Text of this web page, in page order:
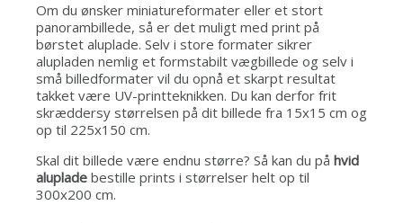
Om du ønsker miniatureformater eller et stort
panorambillede, så er det muligt med print på
børstet aluplade. Selv i store formater sikrer
alupladen nemlig et formstabilt vægbillede og selv i
små billedformater vil du opnå et skarpt resultat
takket være UV-printteknikken. Du kan derfor frit
skræddersy størrelsen på dit billede fra 15x15 cm og
op til 225x150 cm.
Skal dit billede være endnu større? Så kan du på hvid
aluplade bestille prints i størrelser helt op til
300x200 cm.